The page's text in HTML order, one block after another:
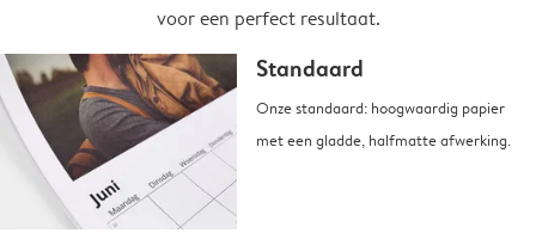
voor een perfect resultaat.
Standaard
Onze standaard: hoogwaardig papier
met een gladde, halfmatte afwerking.